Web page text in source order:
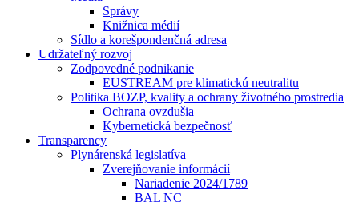
Správy
Knižnica médií
Sídlo a korešpondenčná adresa
Udržateľný rozvoj
Zodpovedné podnikanie
EUSTREAM pre klimatickú neutralitu
Politika BOZP, kvality a ochrany životného prostredia
Ochrana ovzdušia
Kybernetická bezpečnosť
Transparency
Plynárenská legislatíva
Zverejňovanie informácií
Nariadenie 2024/1789
BAL NC